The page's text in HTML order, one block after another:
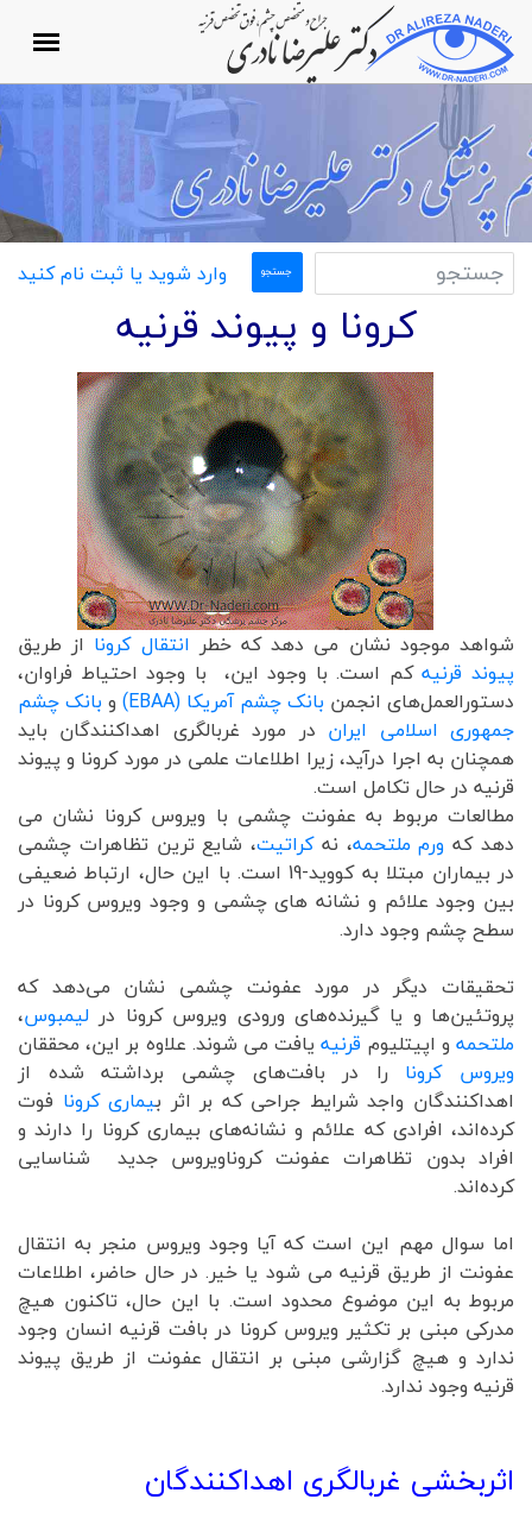
وارد شوید یا ثبت نام کنید
کرونا و پیوند قرنیه
شواهد موجود نشان می دهد که خطر انتقال کرونا از طریق
پیوند قرنیهکم است. با وجود این، با وجود احتیاط فراوان،
دستورالعمل‌های انجمن بانک چشم آمریکا (EBAA) و بانک چشم
جمهوری اسلامی ایران در مورد غربالگری اهداکنندگان باید
همچنان به اجرا درآید، زیرا اطلاعات علمی در مورد کرونا و پیوند
قرنیه در حال تکامل است.
مطالعات مربوط به عفونت چشمی با ویروس کرونا نشان می
دهد که ورم ملتحمه، نهکراتیت، شایع ترین تظاهرات چشمی
در بیماران مبتلا به کووید-19 است. با این حال، ارتباط ضعیفی
بین وجود علائم و نشانه های چشمی و وجود ویروس کرونا در
سطح چشم وجود دارد.
تحقیقات دیگر در مورد عفونت چشمی نشان می‌دهد که
پروتئین‌ها و یا گیرنده‌های ورودی ویروس کرونا در لیمبوس،
ملتحمهو اپیتلیوم قرنیهیافت می شوند. علاوه بر این، محققان
ویروس کرونا را در بافت‌های چشمی برداشته شده از
اهداکنندگان واجد شرایط جراحی که بر اثر بیماری کرونا فوت
کرده‌اند، افرادی که علائم و نشانه‌های بیماری کرونا را دارند و
افراد بدون تظاهرات عفونت کروناویروس جدید شناسایی
کرده‌اند.
اما سوال مهم این است که آیا وجود ویروس منجر به انتقال
عفونت از طریق قرنیه می شود یا خیر. در حال حاضر، اطلاعات
مربوط به این موضوع محدود است. با این حال، تاکنون هیچ
مدرکی مبنی بر تکثیر ویروس کرونا در بافت قرنیه انسان وجود
ندارد و هیچ گزارشی مبنی بر انتقال عفونت از طریق پیوند
قرنیه وجود ندارد.
اثربخشی غربالگری اهداکنندگان